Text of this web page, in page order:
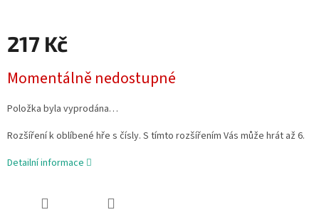
217 Kč
cena:
Momentálně nedostupné
Položka byla vyprodána…
Rozšíření k oblíbené hře s čísly. S tímto rozšířením Vás může hrát až 6.
Detailní informace